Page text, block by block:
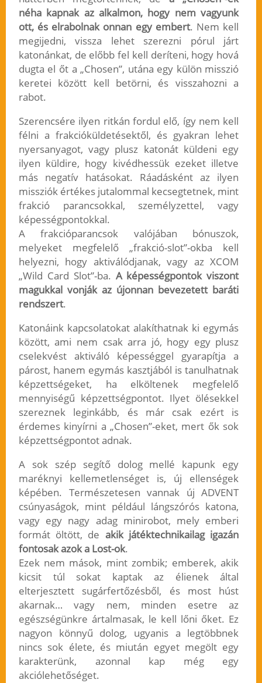
néha kapnak az alkalmon, hogy nem vagyunk
ott, és elrabolnak onnan egy embert. Nem kell
megijedni, vissza lehet szerezni pórul járt
katonánkat, de előbb fel kell deríteni, hogy hová
dugta el őt a „Chosen”, utána egy külön misszió
keretei között kell betörni, és visszahozni a
rabot.
Szerencsére ilyen ritkán fordul elő, így nem kell
félni a frakcióküldetésektől, és gyakran lehet
nyersanyagot, vagy plusz katonát küldeni egy
ilyen küldire, hogy kivédhessük ezeket illetve
más negatív hatásokat. Ráadásként az ilyen
missziók értékes jutalommal kecsegtetnek, mint
frakció parancsokkal, személyzettel, vagy
képességpontokkal.
A frakcióparancsok valójában bónuszok,
melyeket megfelelő „frakció-slot”-okba kell
helyezni, hogy aktiválódjanak, vagy az XCOM
„Wild Card Slot”-ba. A képességpontok viszont
magukkal vonják az újonnan bevezetett baráti
rendszert.
Katonáink kapcsolatokat alakíthatnak ki egymás
között, ami nem csak arra jó, hogy egy plusz
cselekvést aktiváló képességgel gyarapítja a
párost, hanem egymás kasztjából is tanulhatnak
képzettségeket, ha elköltenek megfelelő
mennyiségű képzettségpontot. Ilyet ölésekkel
szereznek leginkább, és már csak ezért is
érdemes kinyírni a „Chosen”-eket, mert ők sok
képzettségpontot adnak.
A sok szép segítő dolog mellé kapunk egy
maréknyi kellemetlenséget is, új ellenségek
képében. Természetesen vannak új ADVENT
csúnyaságok, mint például lángszórós katona,
vagy egy nagy adag minirobot, mely emberi
formát öltött, de akik játéktechnikailag igazán
fontosak azok a Lost-ok.
Ezek nem mások, mint zombik; emberek, akik
kicsit túl sokat kaptak az élienek által
elterjesztett sugárfertőzésből, és most húst
akarnak… vagy nem, minden esetre az
egészségünkre ártalmasak, le kell lőni őket. Ez
nagyon könnyű dolog, ugyanis a legtöbbnek
nincs sok élete, és miután egyet megölt egy
karakterünk, azonnal kap még egy
akciólehetőséget.